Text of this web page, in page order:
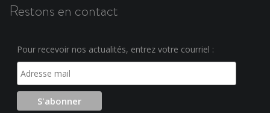
Restons en contact
Pour recevoir nos actualités, entrez votre courriel :